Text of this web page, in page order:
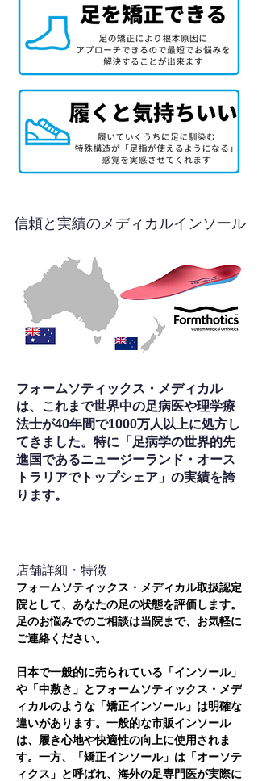
信頼と実績のメディカルインソール
フォームソティックス・メディカル
は、これまで世界中の足病医や理学療
法士が40年間で1000万人以上に処方し
てきました。特に「足病学の世界的先
進国であるニュージーランド・オース
トラリアでトップシェア」の実績を誇
ります。
​店舗詳細・特徴
フォームソティックス・メディカル取扱認定
院として、あなたの足の状態を評価します。
足のお悩みでのご相談は当院まで、お気軽に
ご連絡ください。
日本で一般的に売られている「インソール」
や「中敷き」とフォームソティックス・メデ
ィカルのような「矯正インソール」は明確な
違いがあります。一般的な市販インソール
は、履き心地や快適性の向上に使用されま
す。一方、「矯正インソール」は「オーソテ
ィクス」と呼ばれ、海外の足専門医が実際に